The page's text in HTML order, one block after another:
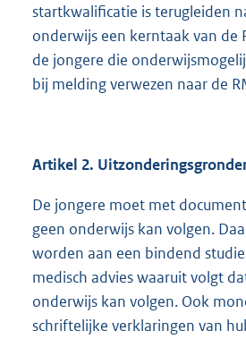
startkwalificatie is terugleiden
onderwijs een kerntaak van de
de jongere die
bij melding verwezen naar de
Artikel 2.
De jongere moet met
geen onderwijs kan volgen.
worden aan een bindend
medisch advies waaruit volgt
onderwijs kan volgen. Ook
schriftelijke verklaringen van